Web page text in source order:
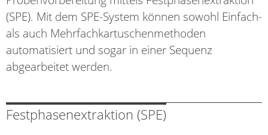
(SPE). Mit dem SPE-System können sowohl Einfach-
als auch Mehrfachkartuschenmethoden
automatisiert und sogar in einer Sequenz
abgearbeitet werden.
Festphasenextraktion (SPE)